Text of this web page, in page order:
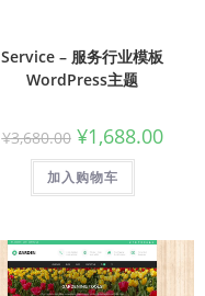
Service – 服务行业模板
WordPress主题
¥3,680.00 ¥1,688.00
加入购物车